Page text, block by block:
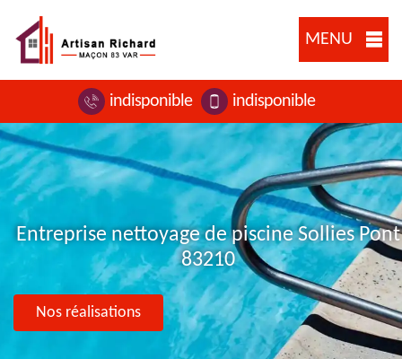
MENU
indisponible indisponible
Entreprise nettoyage de piscine Sollies Pont
83210
Nos réalisations